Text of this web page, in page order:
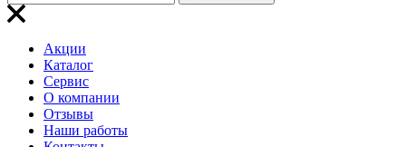
Акции
Каталог
Сервис
О компании
Отзывы
Наши работы